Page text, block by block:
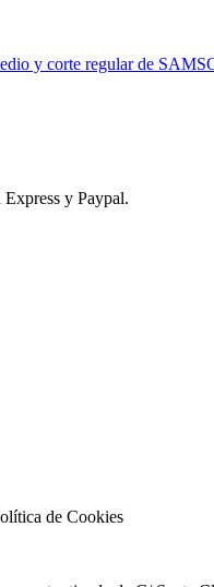
y corte regular de
y Paypal.
de Cookies